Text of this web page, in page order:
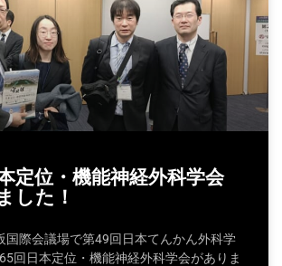
定位・機能神経外科学会
した！
国際会議場で第49回日本てんかん外科学
回日本定位・機能神経外科学会がありま